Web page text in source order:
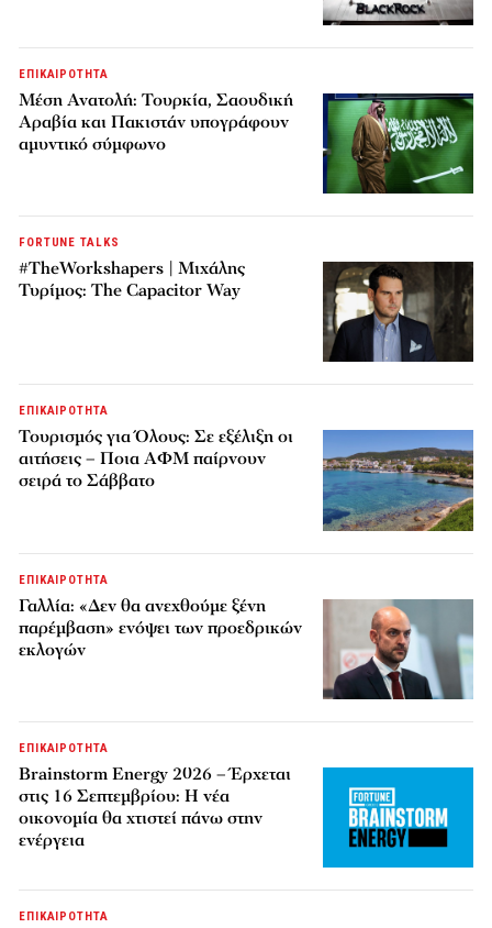
ΕΠΙΚΑΙΡΟΤΗΤΑ
Μέση Ανατολή: Τουρκία, Σαουδική
Αραβία και Πακιστάν υπογράφουν
αμυντικό σύμφωνο
FORTUNE TALKS
#TheWorkshapers | Μιχάλης
Τυρίμος: The Capacitor Way
ΕΠΙΚΑΙΡΟΤΗΤΑ
Τουρισμός για Όλους: Σε εξέλιξη οι
αιτήσεις – Ποια ΑΦΜ παίρνουν
σειρά το Σάββατο
ΕΠΙΚΑΙΡΟΤΗΤΑ
Γαλλία: «Δεν θα ανεχθούμε ξένη
παρέμβαση» ενόψει των προεδρικών
εκλογών
ΕΠΙΚΑΙΡΟΤΗΤΑ
Brainstorm Energy 2026 – Έρχεται
στις 16 Σεπτεμβρίου: Η νέα
οικονομία θα χτιστεί πάνω στην
ενέργεια
ΕΠΙΚΑΙΡΟΤΗΤΑ